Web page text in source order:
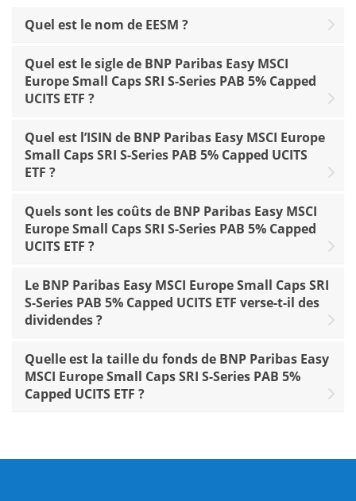
Quel est le nom de EESM ?
Quel est le sigle de BNP Paribas Easy MSCI
Europe Small Caps SRI S-Series PAB 5% Capped
UCITS ETF ?
Quel est l’ISIN de BNP Paribas Easy MSCI Europe
Small Caps SRI S-Series PAB 5% Capped UCITS
ETF ?
Quels sont les coûts de BNP Paribas Easy MSCI
Europe Small Caps SRI S-Series PAB 5% Capped
UCITS ETF ?
Le BNP Paribas Easy MSCI Europe Small Caps SRI
S-Series PAB 5% Capped UCITS ETF verse-t-il des
dividendes ?
Quelle est la taille du fonds de BNP Paribas Easy
MSCI Europe Small Caps SRI S-Series PAB 5%
Capped UCITS ETF ?